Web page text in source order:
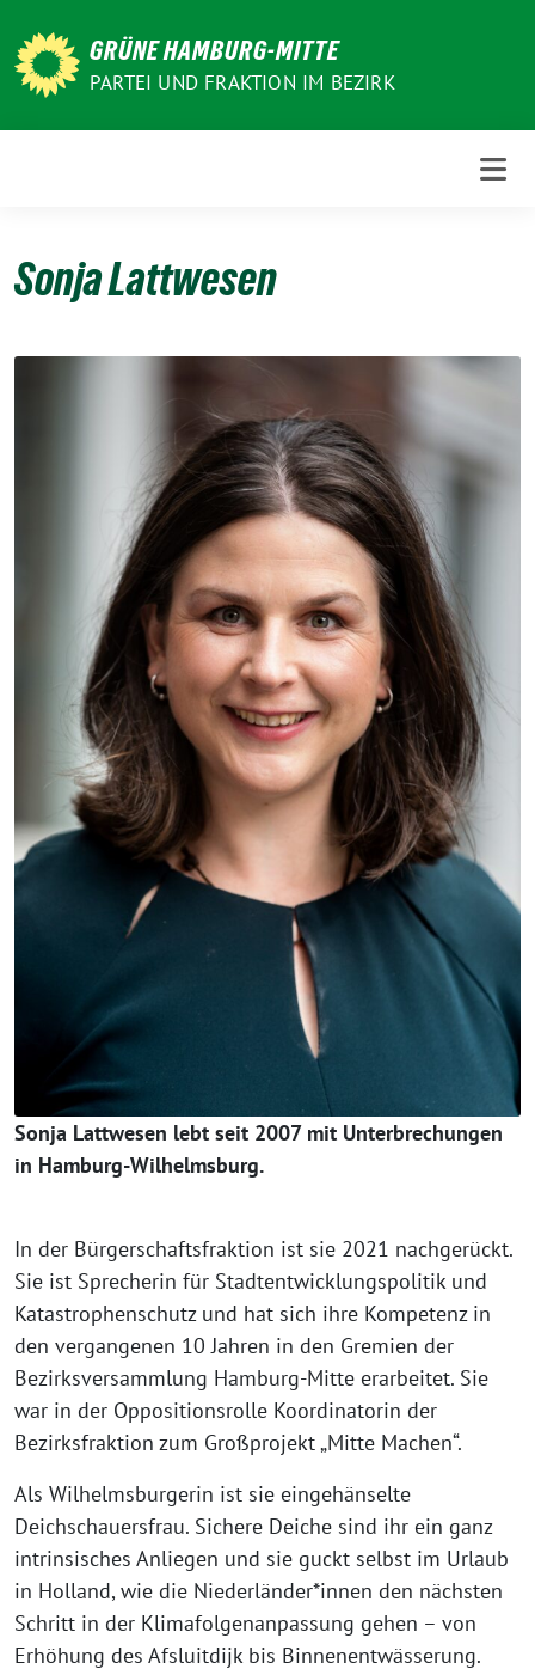
zum
Inhalt
GRÜNE HAMBURG-MITTE
PARTEI UND FRAKTION IM BEZIRK
Sonja Lattwesen
Sonja Lattwesen lebt seit 2007 mit Unterbrechungen
in Hamburg-Wilhelmsburg.
In der Bürgerschaftsfraktion ist sie 2021 nachgerückt.
Sie ist Sprecherin für Stadtentwicklungspolitik und
Katastrophenschutz und hat sich ihre Kompetenz in
den vergangenen 10 Jahren in den Gremien der
Bezirksversammlung Hamburg-Mitte erarbeitet. Sie
war in der Oppositionsrolle Koordinatorin der
Bezirksfraktion zum Großprojekt „Mitte Machen“.
Als Wilhelmsburgerin ist sie eingehänselte
Deichschauersfrau. Sichere Deiche sind ihr ein ganz
intrinsisches Anliegen und sie guckt selbst im Urlaub
in Holland, wie die Niederländer*innen den nächsten
Schritt in der Klimafolgenanpassung gehen – von
Erhöhung des Afsluitdijk bis Binnenentwässerung.